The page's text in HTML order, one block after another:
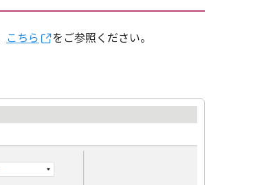
こちら をご参照ください。